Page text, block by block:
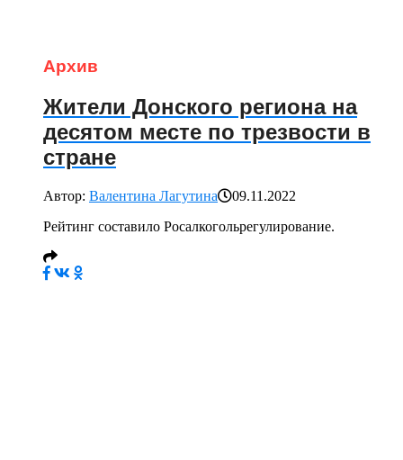
Архив
Жители Донского региона на
десятом месте по трезвости в
стране
Автор: Валентина Лагутина
09.11.2022
Рейтинг составило Росалкогольрегулирование.